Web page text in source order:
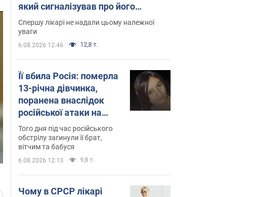
який сигналізував про його
"агресивний" рак
Спершу лікарі не надали цьому належної
уваги
6.08.2026 12:46 12,8 т.
Її вбила Росія: померла
13-річна дівчинка,
поранена внаслідок
російської атаки на
Сумщину. Фото
Того дня під час російського
обстрілу загинули її брат,
вітчим та бабуся
6.08.2026 12:13 9,8 т.
Чому в СРСР лікарі